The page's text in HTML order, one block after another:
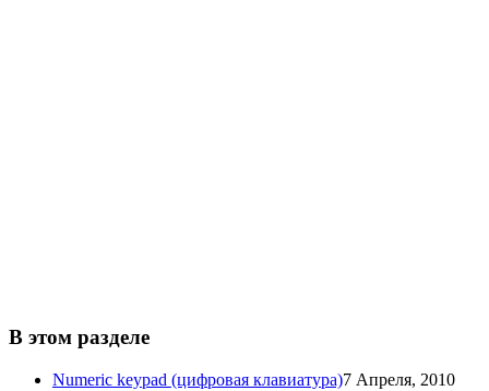
В этом разделе
Numeric keypad (цифровая клавиатура)7 Апреля, 2010